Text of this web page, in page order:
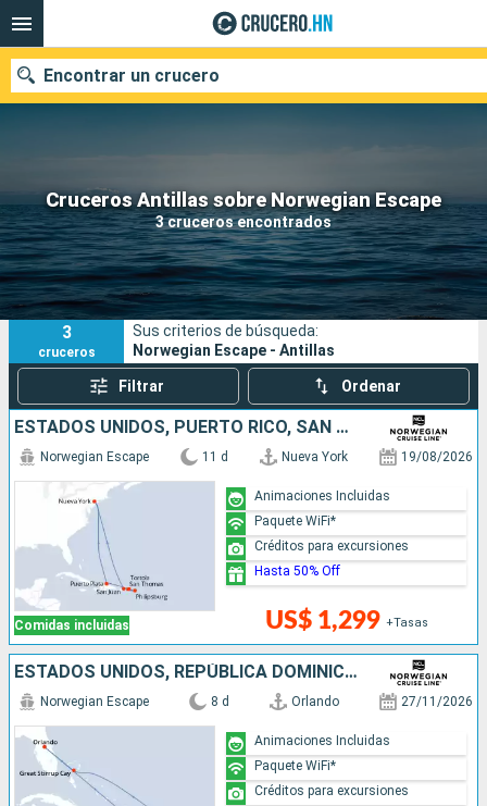
Cruceros Antillas sobre Norwegian Escape
3 cruceros encontrados
Encontrar un crucero
Nuestros destinos
Fecha de salida
Puertos Compañías
Buscar
3
cruceros
Sus criterios de búsqueda:
Norwegian Escape - Antillas
Filtrar Ordenar
ESTADOS UNIDOS, PUERTO RICO, SAN MARTÍN, REPÚBLICA DOMINICANA
Comidas incluidas
Norwegian Escape 11 d Nueva York 19/08/2026
US$ 1,299 +Tasas
Animaciones Incluidas
Paquete WiFi*
Créditos para excursiones
Hasta 50% Off
ESTADOS UNIDOS, REPÚBLICA DOMINICANA, BAHAMAS
Norwegian Escape 8 d Orlando 27/11/2026
Animaciones Incluidas
Paquete WiFi*
Créditos para excursiones